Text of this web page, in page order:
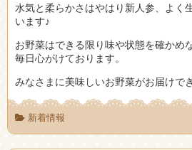
水気と柔らかさはやはり新人参、よく
います♪
お野菜はできる限り味や状態を確かめ
毎日心がけております。
みなさまに美味しいお野菜がお届けで
新着情報